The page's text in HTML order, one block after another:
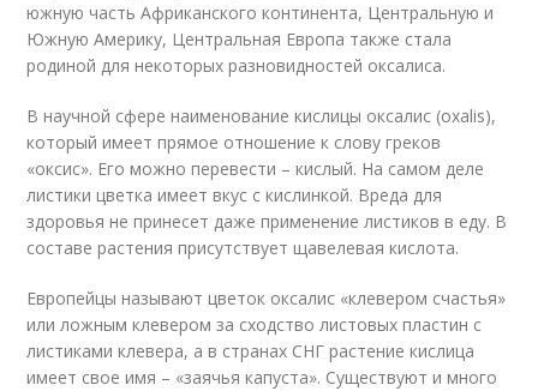
южную часть Африканского континента, Центральную и
Южную Америку, Центральная Европа также стала
родиной для некоторых разновидностей оксалиса.
В научной сфере наименование кислицы оксалис (oxalis),
который имеет прямое отношение к слову греков
«оксис». Его можно перевести – кислый. На самом деле
листики цветка имеет вкус с кислинкой. Вреда для
здоровья не принесет даже применение листиков в еду. В
составе растения присутствует щавелевая кислота.
Европейцы называют цветок оксалис «клевером счастья»
или ложным клевером за сходство листовых пластин с
листиками клевера, а в странах СНГ растение кислица
имеет свое имя – «заячья капуста». Существуют и много